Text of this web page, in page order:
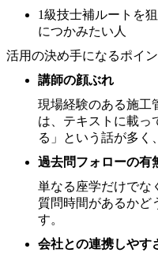
1級技士補ルートを
につかみたい人
活用の決め手になるポイン
講師の顔ぶれ
現場経験のある施工
は、テキストに載っ
る」という話が多く
過去問フォローの有
単なる座学だけでな
質問時間があるかど
す。
会社との連携しやす